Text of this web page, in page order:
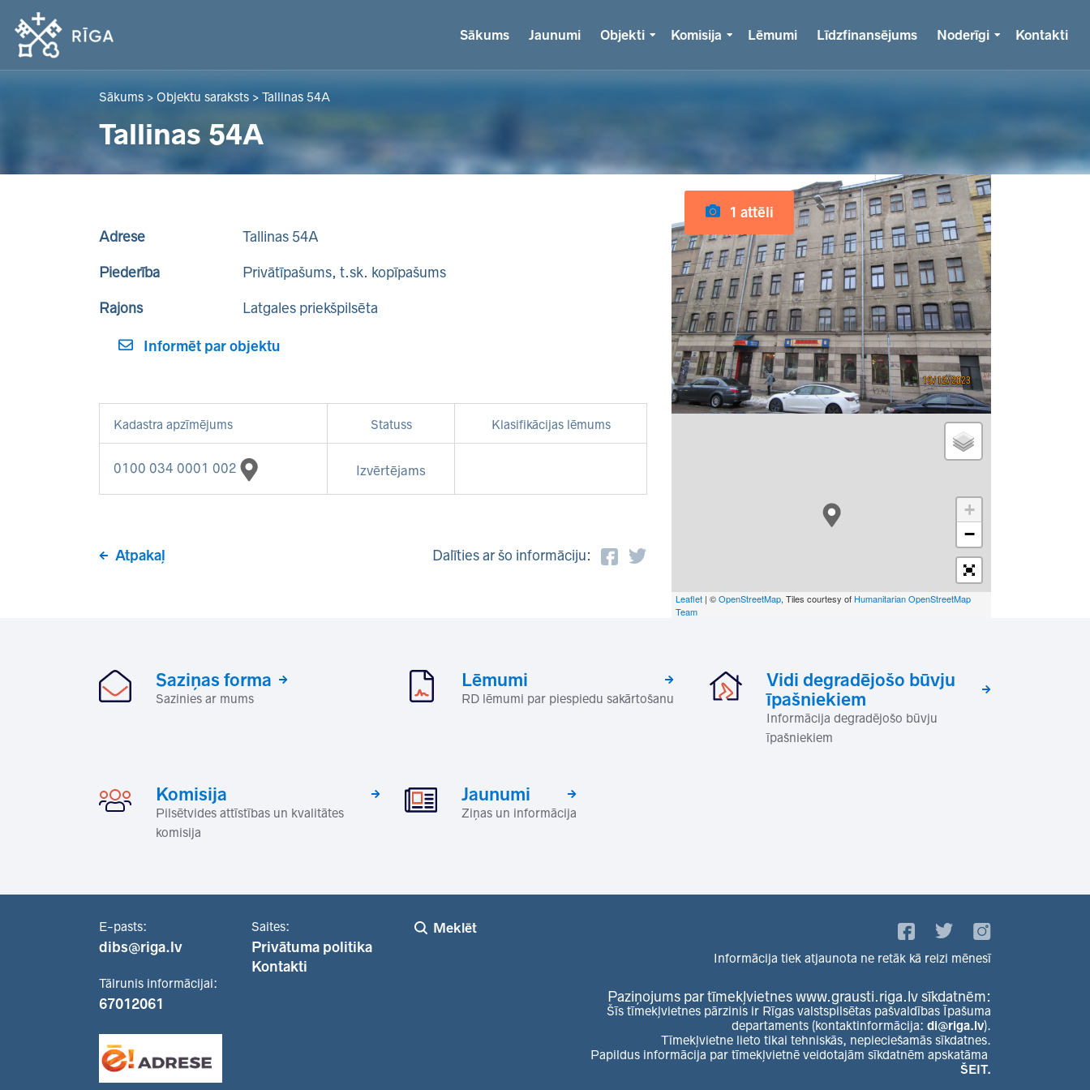
Sākums Jaunumi Objekti Komisija Lēmumi Līdzfinansējums Noderīgi Kontakti
Sākums > Objektu saraksts > Tallinas 54A
Tallinas 54A
Adrese Tallinas 54A
Piederība Privātīpašums, t.sk. kopīpašums
Rajons Latgales priekšpilsēta
Informēt par objektu
Kadastra apzīmējums Statuss Klasifikācijas lēmums
0100 034 0001 002 Izvērtējams
Atpakaļ Dalīties ar šo informāciju:
1 attēli
+
−
Leaflet | ©OpenStreetMap, Tiles courtesy of Humanitarian OpenStreetMap
Team
Saziņas forma
Sazinies ar mums
Lēmumi
RD lēmumi par piespiedu sakārtošanu
Vidi degradējošo būvju
īpašniekiem
Informācija degradējošo būvju
īpašniekiem
Komisija
Pilsētvides attīstības un kvalitātes
komisija
Jaunumi
Ziņas un informācija
E-pasts:
dibs@riga.lv
Tālrunis informācijai:
67012061
Saites:
Privātuma politika
Kontakti
Meklēt
Informācija tiek atjaunota ne retāk kā reizi mēnesī
Paziņojums par tīmekļvietnes www.grausti.riga.lv sīkdatnēm:
Šīs tīmekļvietnes pārzinis ir Rīgas valstspilsētas pašvaldības Īpašuma
departaments (kontaktinformācija: di@riga.lv).
Tīmekļvietne lieto tikai tehniskās, nepieciešamās sīkdatnes.
Papildus informācija par tīmekļvietnē veidotajām sīkdatnēm apskatāma
ŠEIT.